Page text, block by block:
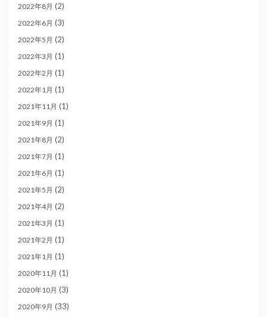
2022年8月 (2)
2022年6月 (3)
2022年5月 (2)
2022年3月 (1)
2022年2月 (1)
2022年1月 (1)
2021年11月 (1)
2021年9月 (1)
2021年8月 (2)
2021年7月 (1)
2021年6月 (1)
2021年5月 (2)
2021年4月 (2)
2021年3月 (1)
2021年2月 (1)
2021年1月 (1)
2020年11月 (1)
2020年10月 (3)
2020年9月 (33)